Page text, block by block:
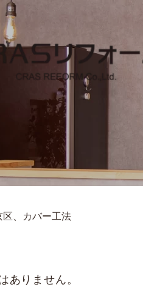
区、カバー工法
ありません。